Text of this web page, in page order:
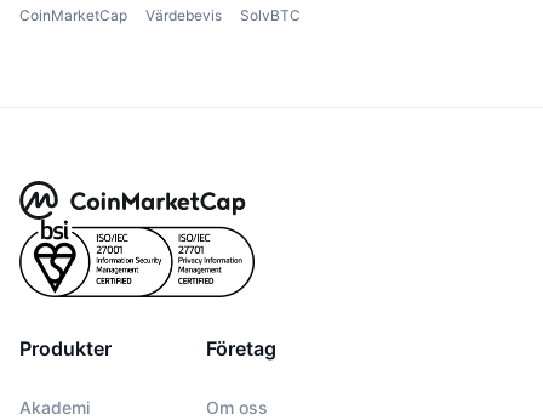
CoinMarketCap Värdebevis SolvBTC
Produkter
Akademi
Företag
Om oss